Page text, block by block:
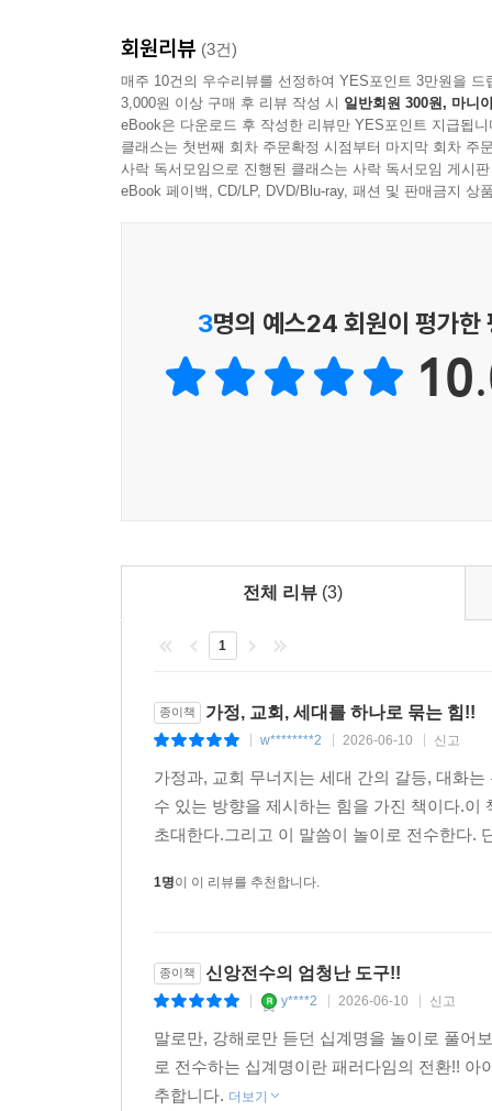
이 책을 통해 가정이 다시 예배의 자리로 회복되
회원리뷰 (3건)
매주 10건의 우수리뷰를 선정하여 YES포인트 3만원을 드
3,000원 이상 구매 후 리뷰 작성 시 일반회원 300원, 마니
eBook은 다운로드 후 작성한 리뷰만 YES포인트 지급됩니
클래스는 첫번째 회차 주문확정 시점부터 마지막 회차 주
사락 독서모임으로 진행된 클래스는 사락 독서모임 게시
eBook 페이백, CD/LP, DVD/Blu-ray, 패션 및 판매금지 상
3명의 예스24 회원이 평가한
전체 리뷰 (3)
1
종이책 가정, 교회, 세대를 하나로 묶는 힘!!
w********2 2026-06-10 신고
가정과, 교회 무너지는 세대 간의 갈등, 대화
수 있는 방향을 제시하는 힘을 가진 책이다.
초대한다.그리고 이 말씀이 놀이로 전수한다.
1명이 이 리뷰를 추천합니다.
종이책 신앙전수의 엄청난 도구!!
y****2 2026-06-10 신고
말로만, 강해로만 듣던 십계명을 놀이로 풀어
로 전수하는 십계명이란 패러다임의 전환!!
추합니다. 더보기